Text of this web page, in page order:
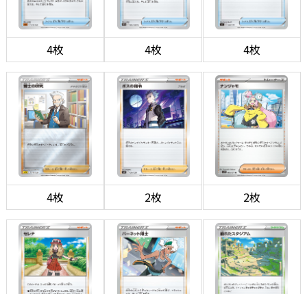
4枚 4枚 4枚
4枚 2枚 2枚